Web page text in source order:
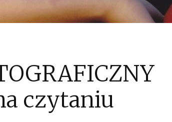
czytaniu